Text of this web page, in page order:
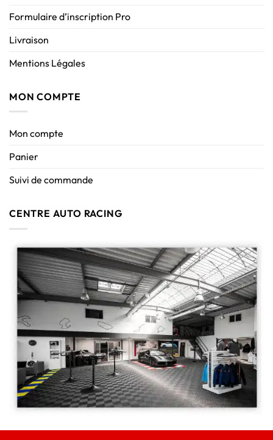
Formulaire d’inscription Pro
Livraison
Mentions Légales
MON COMPTE
Mon compte
Panier
Suivi de commande
CENTRE AUTO RACING